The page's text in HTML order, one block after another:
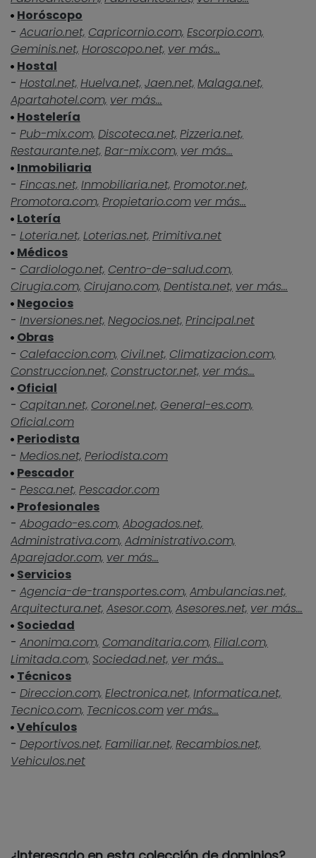
Horóscopo
- Acuario.net, Capricornio.com, Escorpio.com,
Geminis.net, Horoscopo.net, ver más...
Hostal
- Hostal.net, Huelva.net, Jaen.net, Malaga.net,
Apartahotel.com, ver más...
Hostelería
- Pub-mix.com, Discoteca.net, Pizzeria.net,
Restaurante.net, Bar-mix.com, ver más...
Inmobiliaria
- Fincas.net, Inmobiliaria.net, Promotor.net,
Promotora.com, Propietario.com ver más...
Lotería
- Loteria.net, Loterias.net, Primitiva.net
Médicos
- Cardiologo.net, Centro-de-salud.com,
Cirugia.com, Cirujano.com, Dentista.net, ver más...
Negocios
- Inversiones.net, Negocios.net, Principal.net
Obras
- Calefaccion.com, Civil.net, Climatizacion.com,
Construccion.net, Constructor.net, ver más...
Oficial
- Capitan.net, Coronel.net, General-es.com,
Oficial.com
Periodista
- Medios.net, Periodista.com
Pescador
- Pesca.net, Pescador.com
Profesionales
- Abogado-es.com, Abogados.net,
Administrativa.com, Administrativo.com,
Aparejador.com, ver más...
Servicios
- Agencia-de-transportes.com, Ambulancias.net,
Arquitectura.net, Asesor.com, Asesores.net, ver más...
Sociedad
- Anonima.com, Comanditaria.com, Filial.com,
Limitada.com, Sociedad.net, ver más...
Técnicos
- Direccion.com, Electronica.net, Informatica.net,
Tecnico.com, Tecnicos.com ver más...
Vehículos
- Deportivos.net, Familiar.net, Recambios.net,
Vehiculos.net